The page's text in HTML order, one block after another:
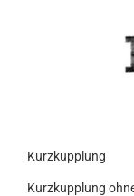
Kurzkupplung
Kurzkupplung